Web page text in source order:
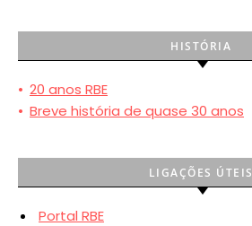
HISTÓRIA
• 20 anos RBE
• Breve história de quase 30 anos
LIGAÇÕES ÚTEIS
Portal RBE